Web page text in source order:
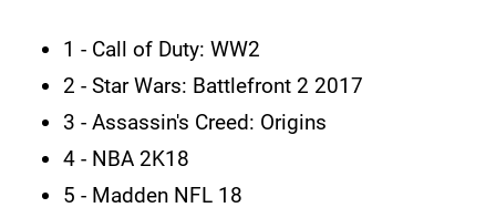
1 - Call of Duty: WW2
2 - Star Wars: Battlefront 2 2017
3 - Assassin's Creed: Origins
4 - NBA 2K18
5 - Madden NFL 18